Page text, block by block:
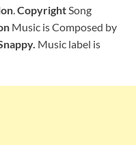
.CopyrightSong
Music is Composed by
Music label is